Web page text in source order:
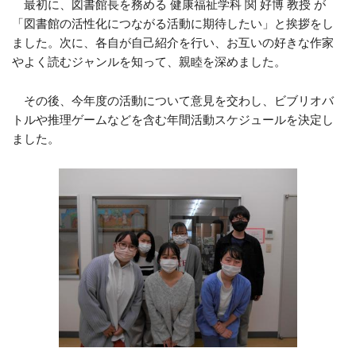
最初に、図書館長を務める 健康福祉学科 関 好博 教授 が
「図書館の活性化につながる活動に期待したい」と挨拶をし
ました。次に、各自が自己紹介を行い、お互いの好きな作家
やよく読むジャンルを知って、親睦を深めました。
その後、今年度の活動について意見を交わし、ビブリオバ
トルや推理ゲームなどを含む年間活動スケジュールを決定し
ました。